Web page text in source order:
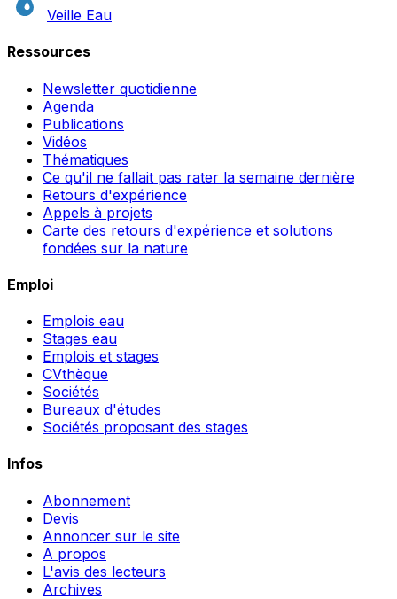
Veille Eau
Ressources
Newsletter quotidienne
Agenda
Publications
Vidéos
Thématiques
Ce qu'il ne fallait pas rater la semaine dernière
Retours d'expérience
Appels à projets
Carte des retours d'expérience et solutions
fondées sur la nature
Emploi
Emplois eau
Stages eau
Emplois et stages
CVthèque
Sociétés
Bureaux d'études
Sociétés proposant des stages
Infos
Abonnement
Devis
Annoncer sur le site
A propos
L'avis des lecteurs
Archives